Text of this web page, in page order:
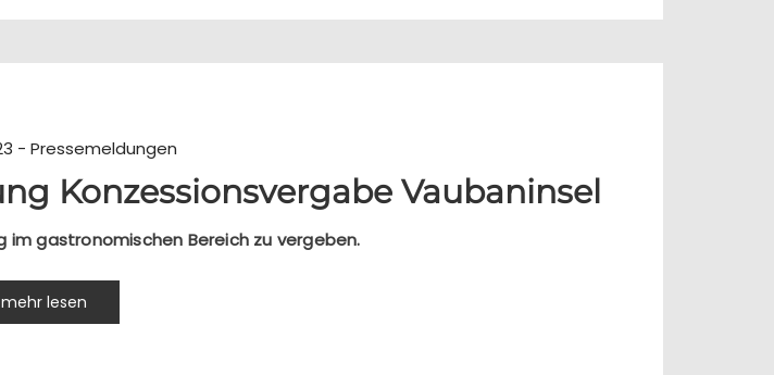
- Pressemeldungen
Konzessionsvergabe Vaubaninsel
gastronomischen Bereich zu vergeben.
mehr lesen